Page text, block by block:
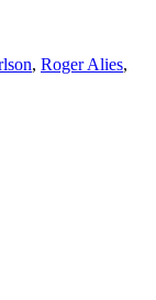
, Roger Alies,